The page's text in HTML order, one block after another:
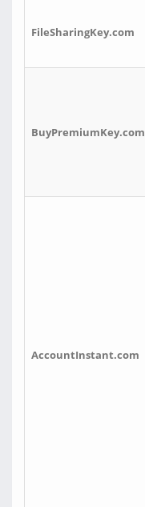
FileSharingKey.com
BuyPremiumKey.com
AccountInstant.com